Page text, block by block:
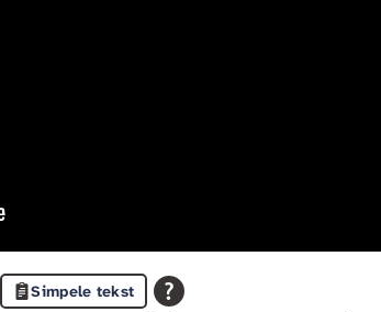
Simpele tekst